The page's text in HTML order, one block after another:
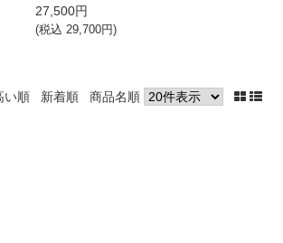
27,500円
(税込29,700円)
い順 新着順 商品名順